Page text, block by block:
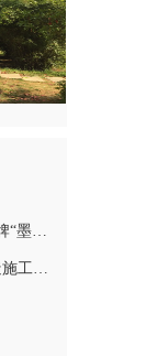
关于征集湘西自治州网络安全宣传品牌“墨攻”主题形象的公告
关于泸溪县Y093线K0+452处桥梁改造施工期间实施交通管制的通告